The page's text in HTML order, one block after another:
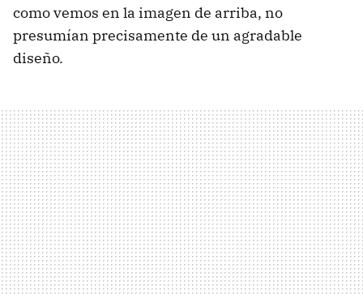
como vemos en la imagen de arriba, no
presumían precisamente de un agradable
diseño.